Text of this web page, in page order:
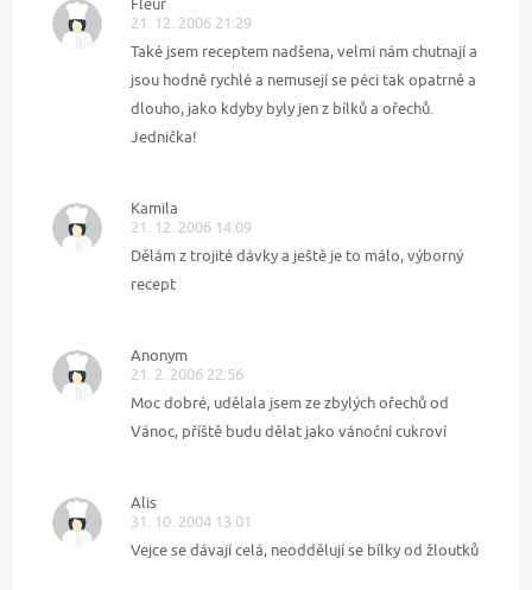
21. 12. 2006 21:29
Také jsem receptem nadšena, velmi nám chutnají a
jsou hodně rychlé a nemusejí se péci tak opatrně a
dlouho, jako kdyby byly jen z bílků a ořechů.
Jednička!
Kamila
21. 12. 2006 14:09
Dělám z trojité dávky a ještě je to málo, výborný
recept
Anonym
21. 2. 2006 22:56
Moc dobré, udělala jsem ze zbylých ořechů od
Vánoc, příště budu dělat jako vánoční cukroví
Alis
31. 10. 2004 13:01
Vejce se dávají celá, neoddělují se bílky od žloutků